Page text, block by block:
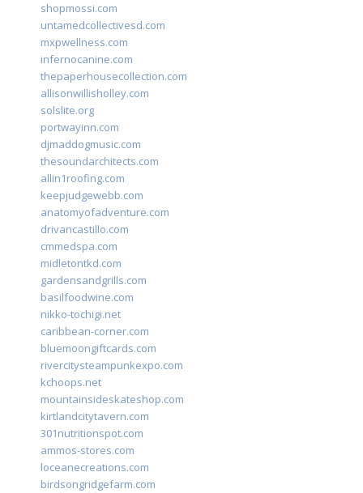
shopmossi.com
untamedcollectivesd.com
mxpwellness.com
infernocanine.com
thepaperhousecollection.com
allisonwillisholley.com
solslite.org
portwayinn.com
djmaddogmusic.com
thesoundarchitects.com
allin1roofing.com
keepjudgewebb.com
anatomyofadventure.com
drivancastillo.com
cmmedspa.com
midletontkd.com
gardensandgrills.com
basilfoodwine.com
nikko-tochigi.net
caribbean-corner.com
bluemoongiftcards.com
rivercitysteampunkexpo.com
kchoops.net
mountainsideskateshop.com
kirtlandcitytavern.com
301nutritionspot.com
ammos-stores.com
loceanecreations.com
birdsongridgefarm.com